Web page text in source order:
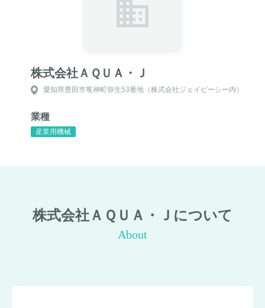
株式会社ＡＱＵＡ・Ｊ
愛知県豊田市竜神町弥生53番地（株式会社ジェイピーシー内）
業種
産業用機械
株式会社ＡＱＵＡ・Ｊについて
About